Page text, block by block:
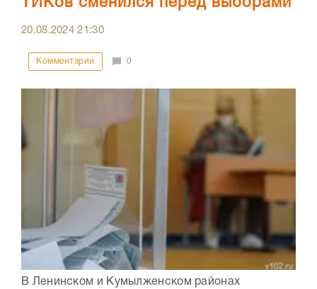
ТИКов сменился перед выборами
20.08.202421:30
Комментарии 0
В Ленинском и Кумылженском районах